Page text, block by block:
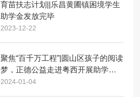
育苗扶志计划||乐昌黄圃镇困境学生
助学金发放完毕
2023-12-22
聚焦“百千万工程”|圆山区孩子的阅读
梦，正德公益走进粤西开展助学活
动
2024-01-04